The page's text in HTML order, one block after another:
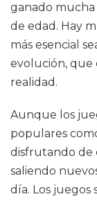
ganado
de edad. Hay
más esencial
evolución, que
realidad.
Aunque los
populares
disfrutando de
saliendo
día. Los